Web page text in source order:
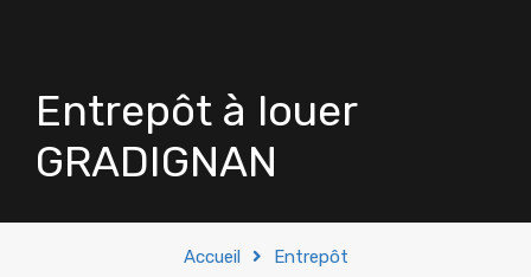
Entrepôt à louer
GRADIGNAN
Accueil Entrepôt